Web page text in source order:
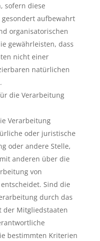
sofern diese
aufbewahrt
organisatorischen
gewährleisten, dass
nicht einer
natürlichen
die Verarbeitung
Verarbeitung
oder juristische
oder andere Stelle,
anderen über die
von
Sind die
durch das
der Mitgliedstaaten
bestimmten Kriterien